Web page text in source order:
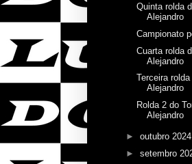
Quinta rolda
Alejandro
Campionato
Cuarta rolda
Alejandro
Terceira
Alejandro
Rolda 2 do
Alejandro
► outubro 2024
► setembro